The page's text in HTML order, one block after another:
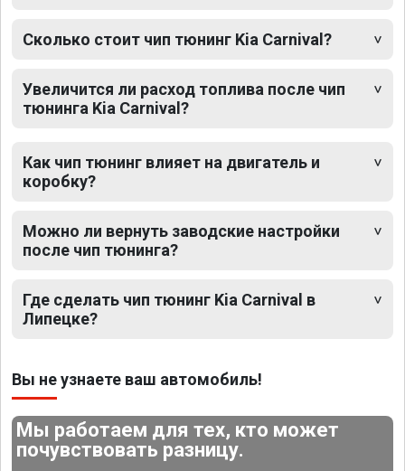
Сколько стоит чип тюнинг Kia Carnival?
Увеличится ли расход топлива после чип
тюнинга Kia Carnival?
Как чип тюнинг влияет на двигатель и
коробку?
Можно ли вернуть заводские настройки
после чип тюнинга?
Где сделать чип тюнинг Kia Carnival в
Липецке?
Вы не узнаете ваш автомобиль!
Мы работаем для тех, кто может
почувствовать разницу.